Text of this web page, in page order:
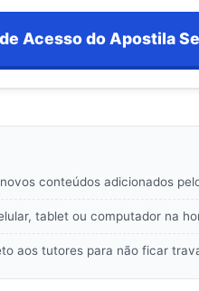
Acesso do Apostila
conteúdos adicionados
tablet ou computador na
aos tutores para não ficar